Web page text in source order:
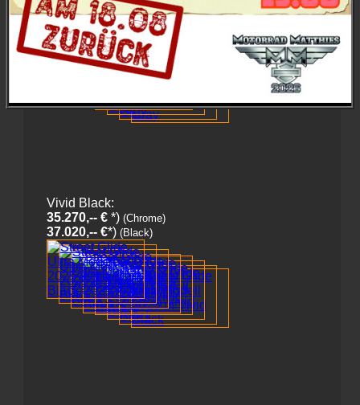
36.320,-- €*) (Black)
Vivid Black:
35.270,-- € *) (Chrome)
37.020,-- €*) (Black)